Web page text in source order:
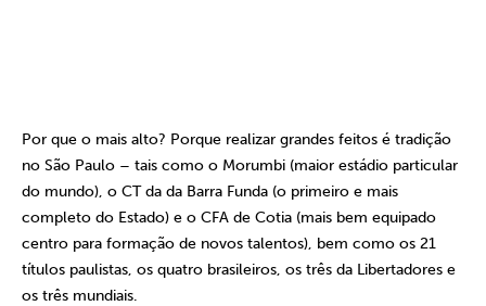
Por que o mais alto? Porque realizar grandes feitos é tradição
no São Paulo – tais como o Morumbi (maior estádio particular
do mundo), o CT da da Barra Funda (o primeiro e mais
completo do Estado) e o CFA de Cotia (mais bem equipado
centro para formação de novos talentos), bem como os 21
títulos paulistas, os quatro brasileiros, os três da Libertadores e
os três mundiais.